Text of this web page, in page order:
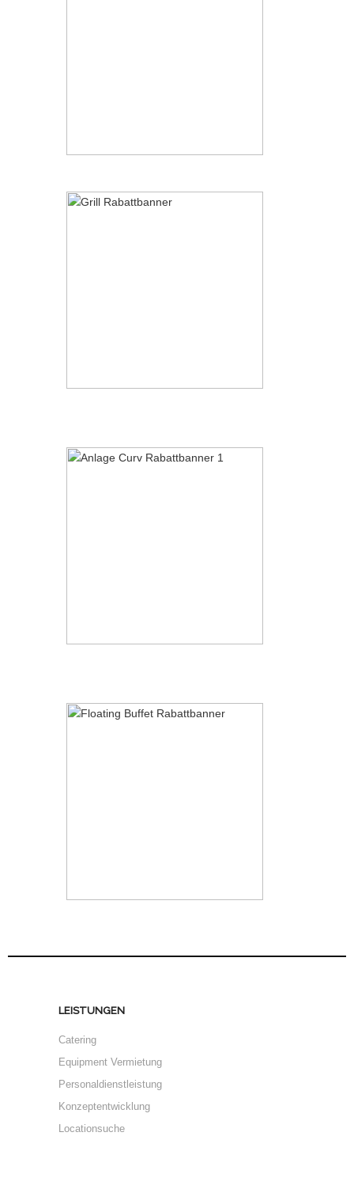
LEISTUNGEN
Catering
Equipment Vermietung
Personaldienstleistung
Konzeptentwicklung
Locationsuche